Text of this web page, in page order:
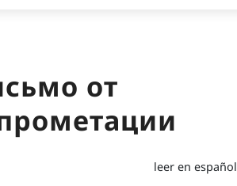
от
leer en español